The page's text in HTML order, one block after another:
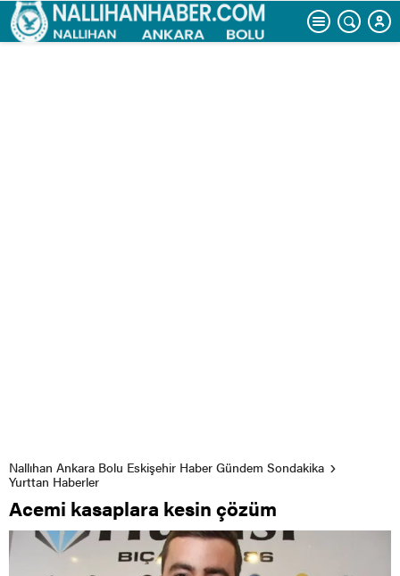
Nallıhan Ankara Bolu Eskişehir Haber Gündem Sondakika
Yurttan Haberler
Acemi kasaplara kesin çözüm